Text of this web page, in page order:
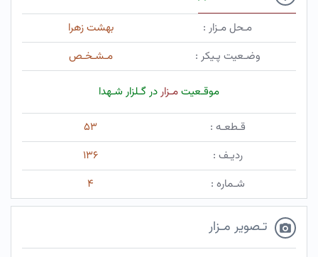
مـحل مـزار :
بهشت زهرا
وضـعیت پـیکر :
مـشـخـص
موقـعیتمـزاردر گـلزار شـهدا
قـطعـه :
۵۳
ردیـف :
۱۳۶
شـماره :
۴
تـصویر مـزار